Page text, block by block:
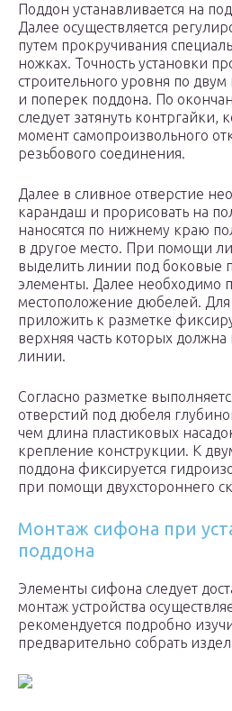
Поддон устанавливается на
Далее осуществляется
путем прокручивания
ножках. Точность установки
строительного уровня по
и поперек поддона. По
следует затянуть контргайки,
момент самопроизвольного
резьбового соединения.
Далее в сливное отверстие
карандаш и прорисовать на
наносятся по нижнему краю
в другое место. При помощи
выделить линии под боковые
элементы. Далее необходимо
местоположение дюбелей. Для
приложить к разметке
верхняя часть которых должна
линии.
Согласно разметке
отверстий под дюбеля
чем длина пластиковых
крепление конструкции. К
поддона фиксируется
при помощи двухстороннего
Монтаж сифона при
поддона
Элементы сифона следует
монтаж устройства
рекомендуется подробно
предварительно собрать